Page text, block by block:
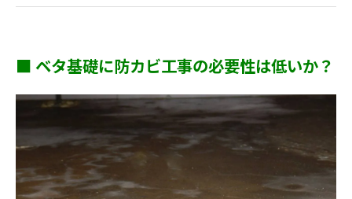
■ ベタ基礎に防カビ工事の必要性は低いか？